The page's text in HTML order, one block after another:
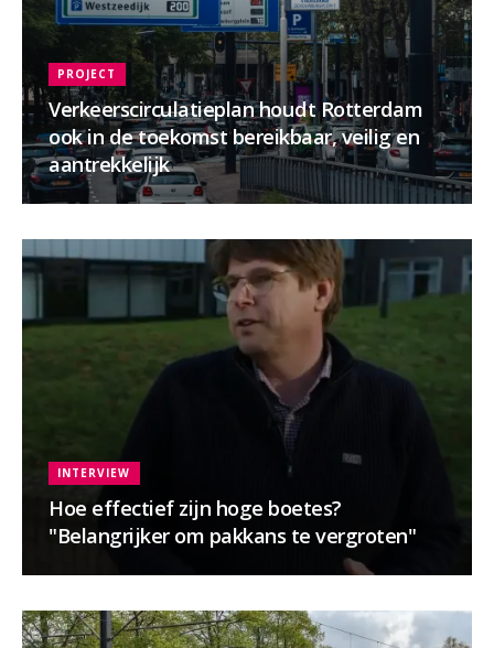
Verkeerscirculatieplan houdt Rotterdam
ook in de toekomst bereikbaar, veilig en
aantrekkelijk
PROJECT
Hoe effectief zijn hoge boetes?
"Belangrijker om pakkans te vergroten"
INTERVIEW